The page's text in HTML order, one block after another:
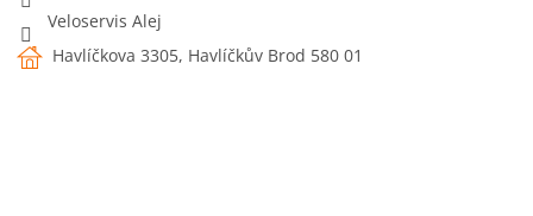
Veloservis Alej
Havlíčkova 3305, Havlíčkův Brod 580 01